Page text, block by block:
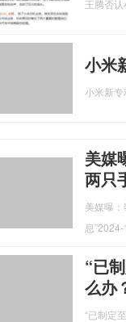
王腾否
小米
小米新
美媒
两只
美媒曝
息”
“已
么办
“已制定